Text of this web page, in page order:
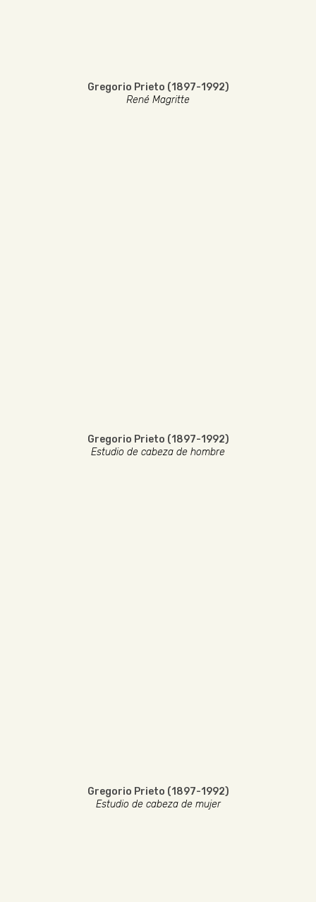
Gregorio Prieto (1897-1992)
René Magritte
Gregorio Prieto (1897-1992)
Estudio de cabeza de hombre
Gregorio Prieto (1897-1992)
Estudio de cabeza de mujer